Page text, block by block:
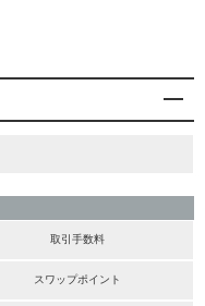
取引手数料
スワップポイント